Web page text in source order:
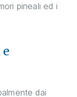
pineali ed i
dai